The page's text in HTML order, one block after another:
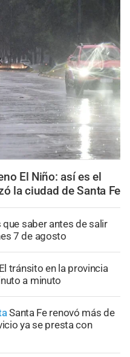
El Niño: así es el
la ciudad de Santa Fe
saber antes de salir
7 de agosto
El tránsito en la provincia
a minuto
Santa Fe renovó más de
ya se presta con